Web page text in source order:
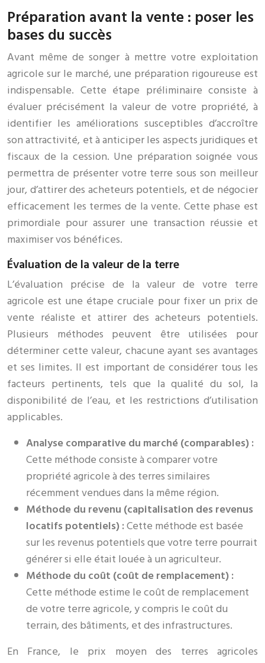
Préparation avant la vente : poser les
bases du succès
Avant même de songer à mettre votre exploitation
agricole sur le marché, une préparation rigoureuse est
indispensable. Cette étape préliminaire consiste à
évaluer précisément la valeur de votre propriété, à
identifier les améliorations susceptibles d’accroître
son attractivité, et à anticiper les aspects juridiques et
fiscaux de la cession. Une préparation soignée vous
permettra de présenter votre terre sous son meilleur
jour, d’attirer des acheteurs potentiels, et de négocier
efficacement les termes de la vente. Cette phase est
primordiale pour assurer une transaction réussie et
maximiser vos bénéfices.
Évaluation de la valeur de la terre
L’évaluation précise de la valeur de votre terre
agricole est une étape cruciale pour fixer un prix de
vente réaliste et attirer des acheteurs potentiels.
Plusieurs méthodes peuvent être utilisées pour
déterminer cette valeur, chacune ayant ses avantages
et ses limites. Il est important de considérer tous les
facteurs pertinents, tels que la qualité du sol, la
disponibilité de l’eau, et les restrictions d’utilisation
applicables.
Analyse comparative du marché (comparables) :
Cette méthode consiste à comparer votre
propriété agricole à des terres similaires
récemment vendues dans la même région.
Méthode du revenu (capitalisation des revenus
locatifs potentiels) :Cette méthode est basée
sur les revenus potentiels que votre terre pourrait
générer si elle était louée à un agriculteur.
Méthode du coût (coût de remplacement) :
Cette méthode estime le coût de remplacement
de votre terre agricole, y compris le coût du
terrain, des bâtiments, et des infrastructures.
En France, le prix moyen des terres agricoles